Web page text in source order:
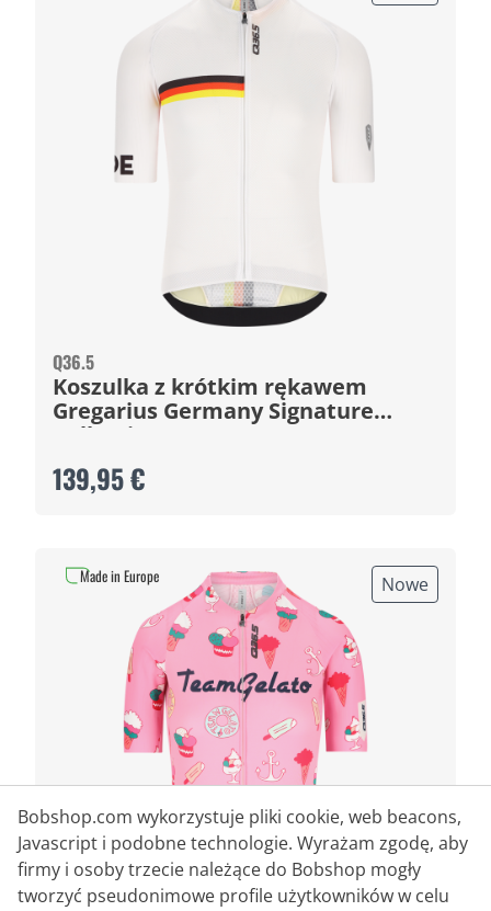
Q36.5
Koszulka z krótkim rękawem
Gregarius Germany Signature
Collection
139,95 €
Nowe
Made in Europe
Bobshop.com wykorzystuje pliki cookie, web beacons,
Javascript i podobne technologie. Wyrażam zgodę, aby
firmy i osoby trzecie należące do Bobshop mogły
tworzyć pseudonimowe profile użytkowników w celu